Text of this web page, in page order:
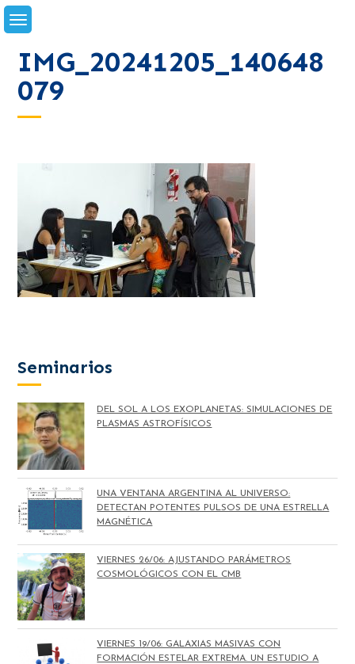
Skip
to
IMG_20241205_140648
079
Seminarios
DEL SOL A LOS EXOPLANETAS: SIMULACIONES DE
PLASMAS ASTROFÍSICOS
UNA VENTANA ARGENTINA AL UNIVERSO:
DETECTAN POTENTES PULSOS DE UNA ESTRELLA
MAGNÉTICA
VIERNES 26/06: AJUSTANDO PARÁMETROS
COSMOLÓGICOS CON EL CMB
VIERNES 19/06: GALAXIAS MASIVAS CON
FORMACIÓN ESTELAR EXTREMA. UN ESTUDIO A